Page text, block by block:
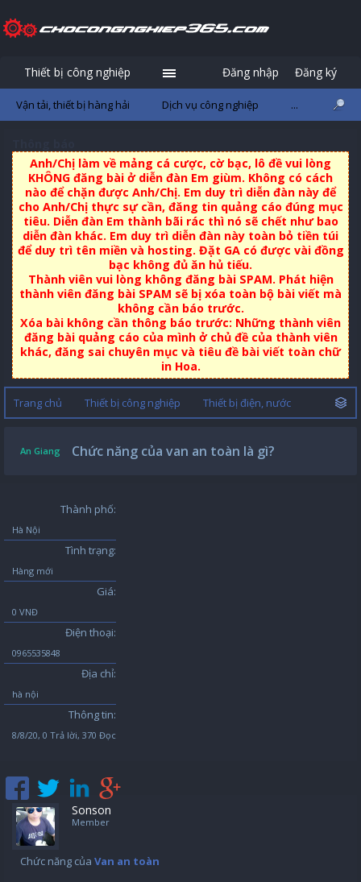
Anh/Chị làm về mảng cá cược, cờ bạc, lô đề vui lòng
KHÔNG đăng bài ở diễn đàn Em giùm. Không có cách
nào để chặn được Anh/Chị. Em duy trì diễn đàn này để
cho Anh/Chị thực sự cần, đăng tin quảng cáo đúng mục
tiêu. Diễn đàn Em thành bãi rác thì nó sẽ chết như bao
diễn đàn khác. Em duy trì diễn đàn này toàn bỏ tiền túi
để duy trì tên miền và hosting. Đặt GA có được vài đồng
bạc không đủ ăn hủ tiếu.
Thành viên vui lòng không đăng bài SPAM. Phát hiện
thành viên đăng bài SPAM sẽ bị xóa toàn bộ bài viết mà
không cần báo trước.
Xóa bài không cần thông báo trước: Những thành viên
đăng bài quảng cáo của mình ở chủ đề của thành viên
khác, đăng sai chuyên mục và tiêu đề bài viết toàn chữ
in Hoa.
Trang chủ Thiết bị công nghiệp Thiết bị điện, nước
An Giang Chức năng của van an toàn là gì?
Thành phố:
Hà Nội
Tình trạng:
Hàng mới
Giá:
0 VNĐ
Điện thoại:
0965535848
Địa chỉ:
hà nội
Thông tin:
8/8/20, 0 Trả lời, 370 Đọc
Sonson
Member
Chức năng của Van an toàn
Thiết bị công nghiệp
Vận tải, thiết bị hàng hải Dịch vụ công nghiệp ...
Đăng nhập Đăng ký